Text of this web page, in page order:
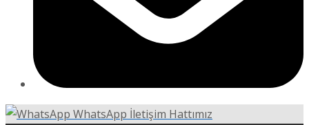
WhatsApp İletişim Hattımız